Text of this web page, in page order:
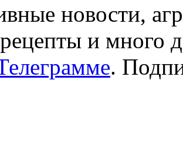
новости,
и много
.